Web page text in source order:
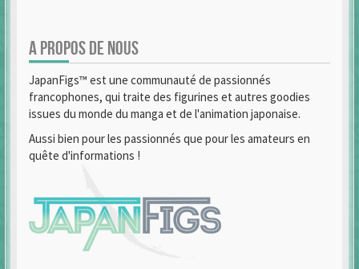
A PROPOS DE NOUS
JapanFigs™ est une communauté de passionnés
francophones, qui traite des figurines et autres goodies
issues du monde du manga et de l'animation japonaise.
Aussi bien pour les passionnés que pour les amateurs en
quête d'informations !